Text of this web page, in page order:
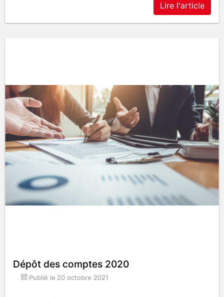
Lire l'article
Dépôt des comptes 2020
Publié le 20 octobre 2021